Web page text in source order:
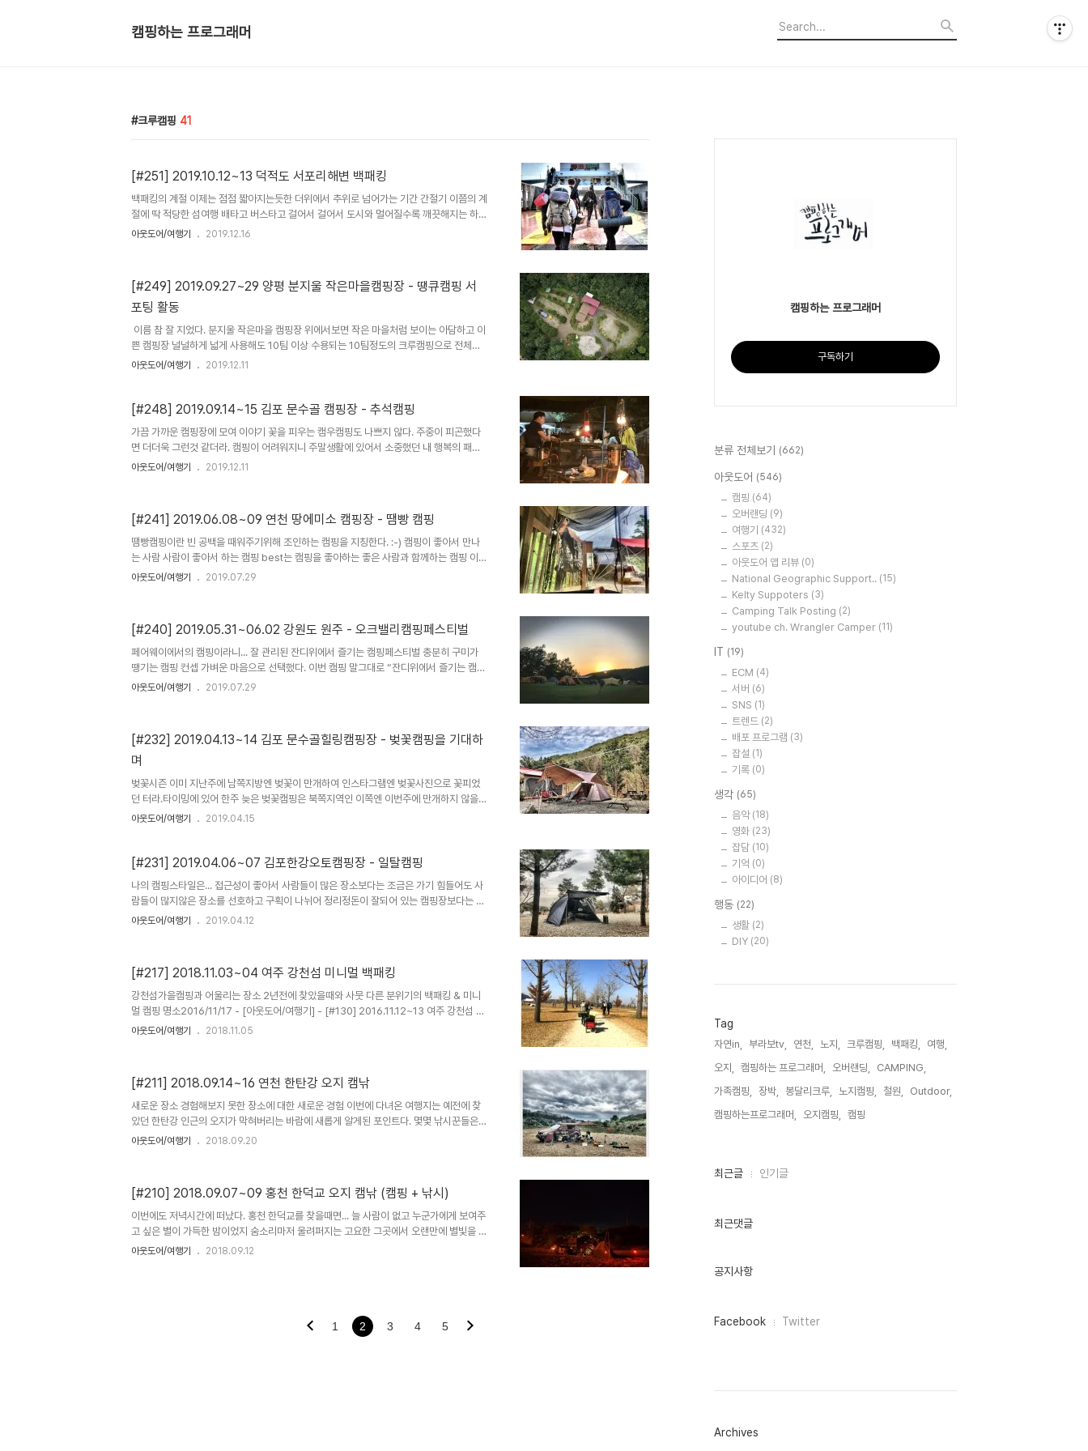
캠핑하는 프로그래머
크루캠핑 41
[#251] 2019.10.12~13 덕적도 서포리해변 백패킹
백패킹의 계절 이제는 점점 짧아지는듯한 더위에서 추위로 넘어가는 기간 간절기 이쯤의 계
절에 ​딱 적당한 섬여행 배타고 버스타고 걸어서 걸어서 도시와 멀어질수록 깨끗해지는 하늘
과 바다 편안해지는 마음 사실 이런 주저리주저리 이야기가 없어도 사진만으로도 설명되는
렬이형 인생샷 추가요 ​#11 저녁밥은 먹어야지​#12 불멍이 없으면 그거슨 캠핑이 아니지​
#13 서해 같지 않은 서해의 아침 풍경 ​#14 아빠 짐싸는 걸 ..
아웃도어/여행기 2019.12.16
[#249] 2019.09.27~29 양평 분지울 작은마을캠핑장 - 땡큐캠핑 서
포팅 활동
​​​ ​이름 참 잘 지었다. 분지울 작은마을 캠핑장 위에서보면 작은 마을처럼 보이는 아담하고 이
쁜 캠핑장 널널하게 넓게 사용해도 10팀 이상 수용되는 10팀정도의 크루캠핑으로 전체를
사용하면 참 좋겠다는 생각이 드는 캠핑장 땡큐캠핑 김팀장의 사이트지기 help 요청과 힐
가지고 있었으나... ​그냥 우리끼리 잘 챙겨먹고 ​잘 쉬다 온 캠핑 ​공기좋은 시골 마을 힐링하
를 느낄 수 있는 곳 ​ 함께하는 친구들도​ ​함께하는 어른들 모두 행복한 시간..
아웃도어/여행기 2019.12.11
[#248] 2019.09.14~15 김포 문수골 캠핑장 - 추석캠핑
가끔 가까운 캠핑장에 모여 이야기 꽃을 피우는 캠우캠핑도 나쁘지 않다. ​​​​​​​​​​​주중이 피곤했다
면 더더욱 그런것 같더라. ​캠핑이 어려워지니 주말생활에 있어서 소중했던 내 행복의 패턴
을 잃어버린 느낌 이쪽에서 먼저 무언가 돌파구를 찾고싶은건 욕심이 아니겠지? 캠우들과
아웃도어/여행기 2019.12.11
[#241] 2019.06.08~09 연천 땅에미소 캠핑장 - 땜빵 캠핑
땜빵캠핑이란 빈 공백을 때워주기위해 조인하는 캠핑을 지칭한다. :-) 캠핑이 좋아서 만나
는 사람 사람이 좋아서 하는 캠핑 best는 캠핑을 좋아하는 좋은 사람과 함께하는 캠핑 이번
에는 계획된 캠핑이 없었던 지라 땜빵캠핑 초대에 흔쾌히 수락 간만에 2박캠핑을 하려고했
-그것은 마치 여행길에 소나기를 만난 것과 같다고 할까?- 그마저도 기분좋은 여행에서 겪
을 수 있는 예상치못한 변수를 만난 즐거움(?)으로 가져가면 좋겠으나 늘 예상되는 변수를
만나는 ..
아웃도어/여행기 2019.07.29
[#240] 2019.05.31~06.02 강원도 원주 - 오크밸리캠핑페스티벌
페어웨이에서의 캠핑이라니... 잘 관리된 잔디위에서 즐기는 캠핑페스티벌 충분히 구미가
땡기는 캠핑 컨셉 가벼운 마음으로 선택했다. 이번 캠핑 말그대로 “잔디위에서 즐기는 캠
핑” 이것이 가장 근본적인 목적 좋은 캠핑 컨셉이다보니 캠우들이 하나둘 조인하게되고 그
하면 더 즐거워진다는 것이다. 즐겁기 위해 캠핑을 하고 더 즐겁기 위해 크루들과 함께한다.
우리의 목적이 (즐거움을 위한) “캠핑”이지 “크루”를 위해 캠핑을 하는것은 아니란 이야기
각설하고....
아웃도어/여행기 2019.07.29
[#232] 2019.04.13~14 김포 문수골힐링캠핑장 - 벚꽃캠핑을 기대하
며
​벚꽃시즌 이미 지난주에 남쪽지방엔 벚꽃이 만개하여 인스타그램엔 벚꽃사진으로 꽃피었
던 터라.타이밍에 있어 한주 늦은 벚꽃캠핑은 북쪽지역인 이쪽엔 이번주에 만개하지 않을까
하여 추진한 이번 캠핑구글검색 펌 https://t1.daumcdn.net/thumb/R720x0/?
색을통해 찾고찾아김포에 있다는 "문수골힐링캠핑장"을 찾아 크루들과 함께 주말을 함께
잡았는데...)​ 벚꽃은 아직...바람은 여전히... 그..
아웃도어/여행기 2019.04.15
[#231] 2019.04.06~07 김포한강오토캠핑장 - 일탈캠핑
나의 캠핑스타일은... 접근성이 좋아서 사람들이 많은 장소보다는 조금은 가기 힘들어도 사
람들이 많지않은 장소를 선호하고 구획이 나뉘어 정리정돈이 잘되어 있는 캠핑장보다는 좋
은 경치를 배경으로 내 텐트를 주인공으로 사진을 찍을 수 있는 오지를 선호하며 잔뜩 차려
하여 “일탈캠핑”이라 이름 붙여보았다. ​​​캠핑을 본격적으로 시작한지도 벌써 6년이라는 시
간이 지났다. 이제는 캠핑하는 프로그래머인지 프로그래밍하는 캠퍼인지 정체성에 혼란이
올 지경 캠핑을 오..
아웃도어/여행기 2019.04.12
[#217] 2018.11.03~04 여주 강천섬 미니멀 백패킹
​강천섬가을캠핑과 어울리는 장소 2년전에 찾았을때와 사뭇 다른 분위기의 백패킹 & 미니
멀 캠핑 명소2016/11/17 - [아웃도어/여행기] - [#130] 2016.11.12~13 여주 강천섬 미
니멀 백패킹 2년전 그때와 마찬가지로 아이들은 두고 부부만 이곳을 다시 찾았다. ​아.물론
이 가득한 밤하늘을 함께 할 수 있었지 요즘들어무언가 서러운 꿈을 계속 꾸고 있어매번 꿈
의 내용은 다르지만아침마다 서글피 흐느끼며 잠이 깨곤하지깨어난 ..
아웃도어/여행기 2018.11.05
[#211] 2018.09.14~16 연천 한탄강 오지 캠낚
새로운 장소 경험해보지 못한 장소에 대한 새로운 경험 이번에 다녀온 여행지는 예전에 찾
았던 한탄강 인근의 오지가 막혀버리는 바람에 새롭게 알게된 포인트다. 몇몇 낚시꾼들은
이미 알려진 포인트인듯 한데 물고기가 많이 잡히지 않는지 낚시꾼들도 몇 보이지 않는다.
들이 맛있게 먹는것 자체를 좋아하기에 요리를 힘들어하지 않는다. 다른이들을 타박하지 않
는다. 그저 자신의 요리를 캠우들이 맛있게 먹는것을 좋아한다. 그래서 이렇게 함께 보내는
시간이 즐..
아웃도어/여행기 2018.09.20
[#210] 2018.09.07~09 홍천 한덕교 오지 캠낚 (캠핑 + 낚시)
이번에도 저녁시간에 떠났다. 홍천 한덕교를 찾을때면... 늘 사람이 없고 누군가에게 보여주
고 싶은 별이 가득한 밤이었지 숨소리마저 울려퍼지는 고요한 그곳에서 오랜만에 별빛을 맞
으며 나의 시간을 보냈던 그 밤 그 시간 나는 분명 행복했을 것이다. 요즘 잠을 잘 잔다. 정확
내가 여기 있음을 보여준다. 마음이 편하다. 이런것이 나의 방법이기 때문이다. 나의 방..
아웃도어/여행기 2018.09.12
1 2 3 4 5
캠핑하는 프로그래머
구독하기
분류 전체보기 (662)
아웃도어 (546)
캠핑 (64)
오버랜딩 (9)
여행기 (432)
스포츠 (2)
아웃도어 앱 리뷰 (0)
National Geographic Support.. (15)
Kelty Suppoters (3)
Camping Talk Posting (2)
youtube ch. Wrangler Camper (11)
IT (19)
ECM (4)
서버 (6)
SNS (1)
트렌드 (2)
배포 프로그램 (3)
잡설 (1)
기록 (0)
생각 (65)
음악 (18)
영화 (23)
잡담 (10)
기억 (0)
아이디어 (8)
행동 (22)
생활 (2)
DIY (20)
Tag
자연in, 부라보tv, 연천, 노지, 크루캠핑, 백패킹,
여행,
오지,
캠핑하는 프로그래머, 오버랜딩,
CAMPING,
가족캠핑,
장박, 봉달리크루, 노지캠핑, 철원,
Outdoor,
캠핑하는프로그래머,
오지캠핑, 캠핑,
최
인
최근글 인기글
최근댓글
공지사항
페
그
Facebook Twitter
Archives